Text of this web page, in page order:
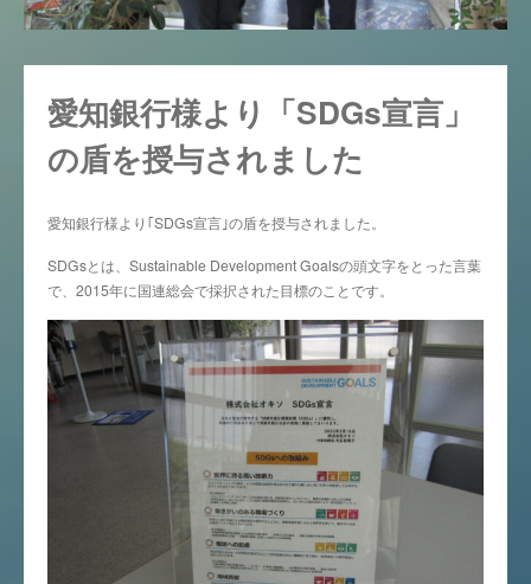
愛知銀行様より「SDGs宣言」
の盾を授与されました
愛知銀行様より｢SDGs宣言｣の盾を授与されました。
SDGsとは、Sustainable Development Goalsの頭文字をとった言葉
で、2015年に国連総会で採択された目標のことです。